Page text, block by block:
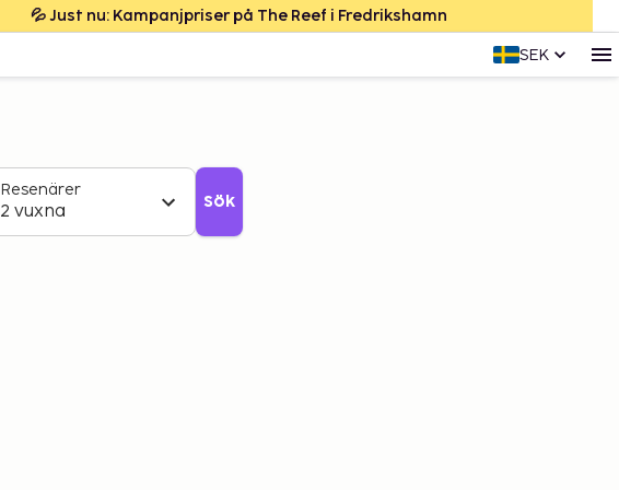
💦 Just nu: Kampanjpriser på The Reef i Fredrikshamn
SEK
Resenärer
2 vuxna Sök